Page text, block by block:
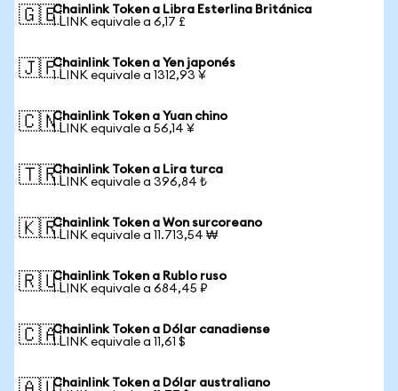
🇬🇧Chainlink Token a Libra Esterlina Británica
1 LINK equivale a 6,17 £
🇯🇵Chainlink Token a Yen japonés
1 LINK equivale a 1312,93 ¥
🇨🇳Chainlink Token a Yuan chino
1 LINK equivale a 56,14 ¥
🇹🇷Chainlink Token a Lira turca
1 LINK equivale a 396,84 ₺
🇰🇷Chainlink Token a Won surcoreano
1 LINK equivale a 11.713,54 ₩
🇷🇺Chainlink Token a Rublo ruso
1 LINK equivale a 684,45 ₽
🇨🇦Chainlink Token a Dólar canadiense
1 LINK equivale a 11,61 $
Chainlink Token a Dólar australiano